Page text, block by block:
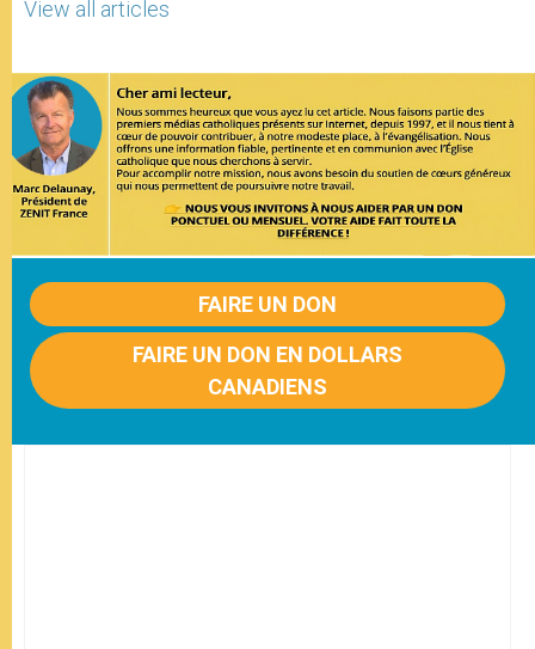
View all articles
FAIRE UN DON
FAIRE UN DON EN DOLLARS
CANADIENS